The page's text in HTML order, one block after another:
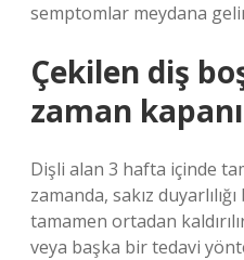
semptomlar meydana
Çekilen diş
zaman
Dişli alan 3 hafta içinde
zamanda, sakız
tamamen ortadan
veya başka bir tedavi